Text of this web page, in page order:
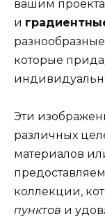
вашим
и
разнообразные
которые
Эти
различных
материалов
коллекции,
пунктов и